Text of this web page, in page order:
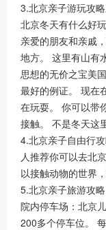
3.北京亲子游玩攻
北京冬天有什么好
亲爱的朋友和亲戚
地方。 这里有山有
思想的无价之宝美
最好的例证。 现在
在玩耍。 你可以带
接触。 不是冬天这
4.北京亲子自由行
人推荐你可以去北
以接触动物的世界
5.北京亲子旅游攻
院内停车场：北京
200多个停车位。